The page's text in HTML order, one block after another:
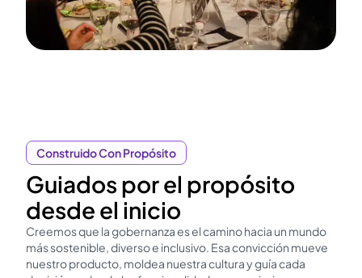
Construido Con Propósito
Guiados por el propósito
desde el inicio
Creemos que la gobernanza es el camino hacia un mundo
más sostenible, diverso e inclusivo. Esa convicción mueve
nuestro producto, moldea nuestra cultura y guía cada